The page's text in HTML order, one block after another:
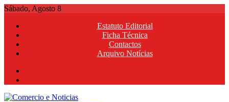
Skip
content
Sábado, Agosto 8
Estatuto Editorial
Ficha Técnica
Contactos
Arquivo Notícias